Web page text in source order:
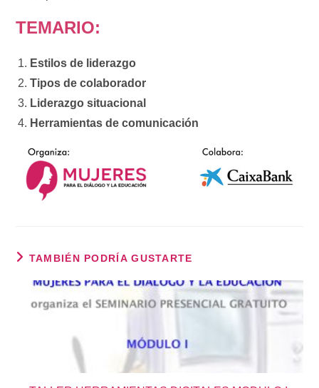
TEMARIO:
Estilos de liderazgo
Tipos de colaborador
Liderazgo situacional
Herramientas de comunicación
TAMBIÉN PODRÍA GUSTARTE